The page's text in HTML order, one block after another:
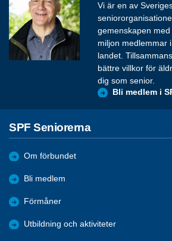
Vi är en av
gemenskapen
miljon medlemmar
landet.
bättre villkor för
dig som senior.
Bli medlem i
SPF Seniorerna
Om förbundet
Bli medlem
Förmåner
Utbildning och aktiviteter